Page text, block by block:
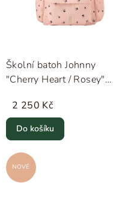
Školní batoh Johnny
"Cherry Heart / Rosey"
2 250 Kč
Do košíku
NOVÉ